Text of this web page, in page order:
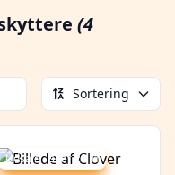
(4
Sortering
Udsalg - spar 28 %